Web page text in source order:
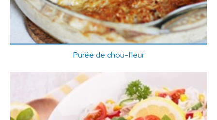
Purée de chou-fleur